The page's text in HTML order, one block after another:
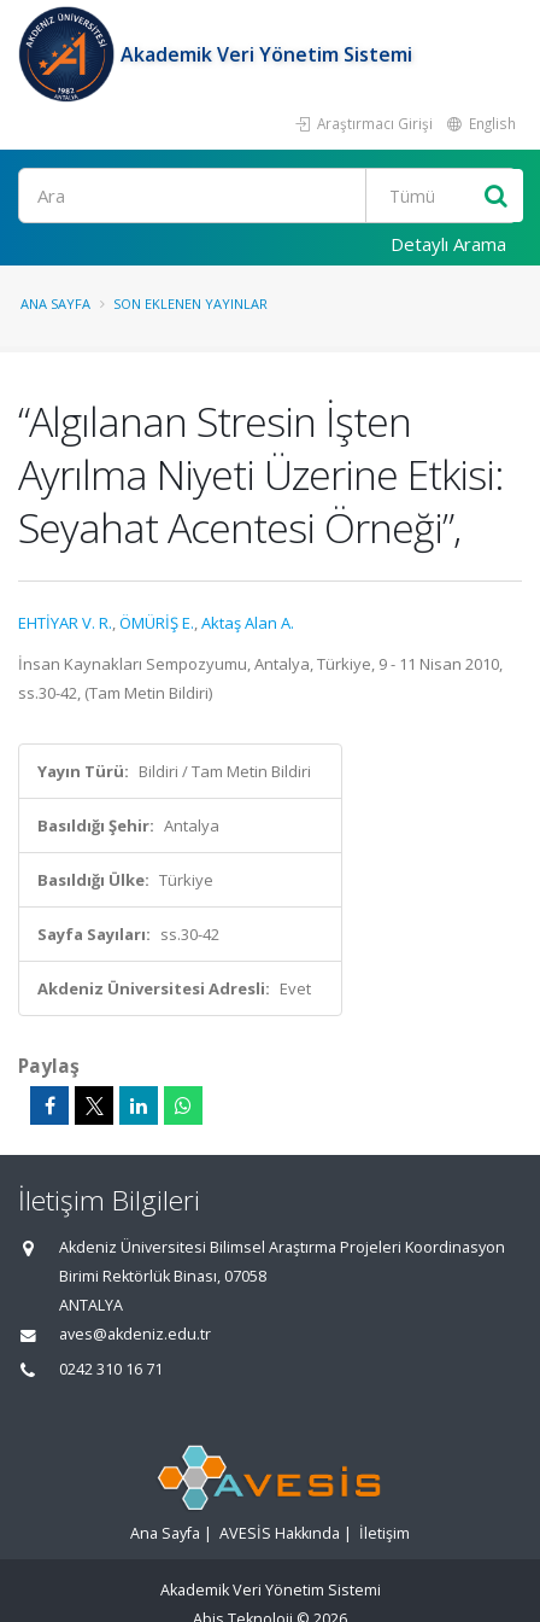
Akademik Veri Yönetim Sistemi
Araştırmacı Girişi English
Ara
Detaylı Arama
ANA SAYFA SON EKLENEN YAYINLAR
“Algılanan Stresin İşten
Ayrılma Niyeti Üzerine Etkisi:
Seyahat Acentesi Örneği”,
EHTİYAR V. R.,ÖMÜRİŞ E.,Aktaş Alan A.
İnsan Kaynakları Sempozyumu, Antalya, Türkiye, 9 - 11 Nisan 2010,
ss.30-42, (Tam Metin Bildiri)
Yayın Türü: Bildiri / Tam Metin Bildiri
Basıldığı Şehir: Antalya
Basıldığı Ülke: Türkiye
Sayfa Sayıları: ss.30-42
Akdeniz Üniversitesi Adresli: Evet
Paylaş
İletişim Bilgileri
Akdeniz Üniversitesi Bilimsel Araştırma Projeleri Koordinasyon
Birimi Rektörlük Binası, 07058
ANTALYA
aves@akdeniz.edu.tr
0242 310 16 71
Ana Sayfa | AVESİS Hakkında | İletişim
Akademik Veri Yönetim Sistemi